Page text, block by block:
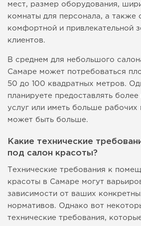
мест, размер оборудования,
комнаты для персонала, а также
комфортной и привлекательной
клиентов.
В среднем для небольшого
Самаре может потребоваться
50 до 100 квадратных метров.
планируете предоставлять
услуг или иметь больше рабочих
может быть больше.
Какие технические
под салон красоты?
Технические требования к
красоты в Самаре могут
зависимости от ваших
нормативов. Однако вот
технические требования,